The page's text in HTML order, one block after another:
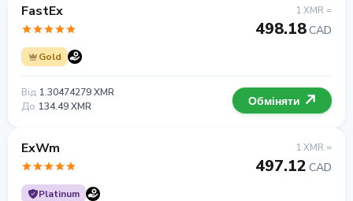
FastEx
Gold
1 XMR =
498.18CAD
Від 1.30474279 XMR
До 134.49 XMR Обміняти
ExWm
Platinum
1 XMR =
497.12 CAD